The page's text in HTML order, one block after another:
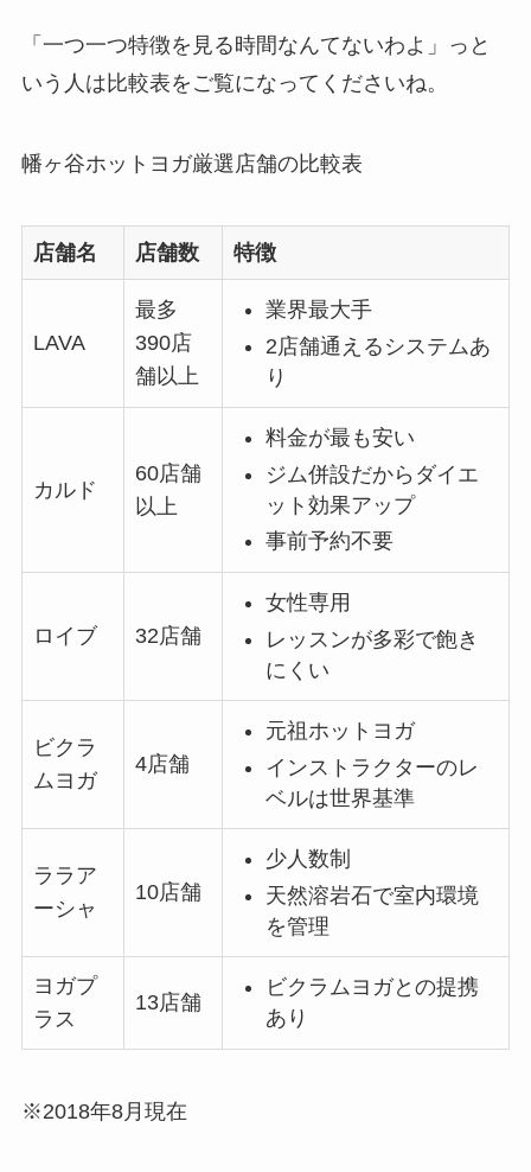
「一つ一つ特徴を見る時間なんてないわよ」っと
いう人は比較表をご覧になってくださいね。
幡ヶ谷ホットヨガ厳選店舗の比較表
店舗名 店舗数 特徴
LAVA
最多
390店
舗以上
業界最大手
2店舗通えるシステムあ
り
カルド
60店舗
以上
料金が最も安い
ジム併設だからダイエ
ット効果アップ
事前予約不要
ロイブ 32店舗
女性専用
レッスンが多彩で飽き
にくい
ビクラ
ムヨガ
4店舗
元祖ホットヨガ
インストラクターのレ
ベルは世界基準
ララア
ーシャ
10店舗
少人数制
天然溶岩石で室内環境
を管理
ヨガプ
ラス
13店舗
ビクラムヨガとの提携
あり
※2018年8月現在